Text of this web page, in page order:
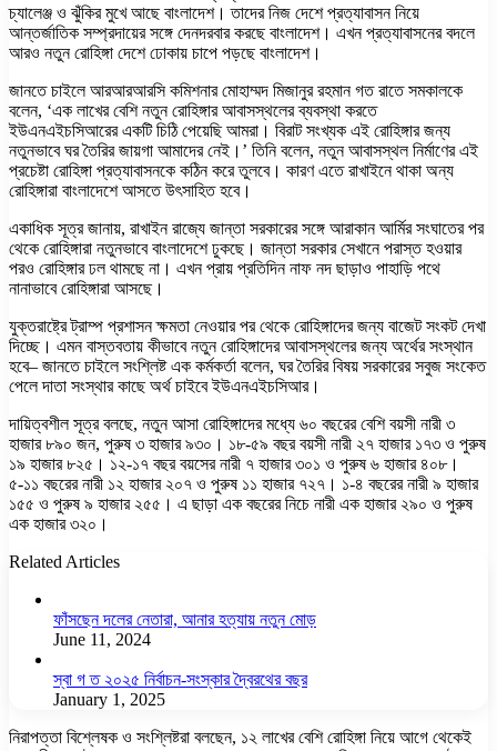
চ্যালেঞ্জ ও ঝুঁকির মুখে আছে বাংলাদেশ। তাদের নিজ দেশে প্রত্যাবাসন নিয়ে
আন্তর্জাতিক সম্প্রদায়ের সঙ্গে দেনদরবার করছে বাংলাদেশ। এখন প্রত্যাবাসনের বদলে
আরও নতুন রোহিঙ্গা দেশে ঢোকায় চাপে পড়ছে বাংলাদেশ।
জানতে চাইলে আরআরআরসি কমিশনার মোহাম্মদ মিজানুর রহমান গত রাতে সমকালকে
বলেন, ‘এক লাখের বেশি নতুন রোহিঙ্গার আবাসস্থলের ব্যবস্থা করতে
ইউএনএইচসিআরের একটি চিঠি পেয়েছি আমরা। বিরাট সংখ্যক এই রোহিঙ্গার জন্য
নতুনভাবে ঘর তৈরির জায়গা আমাদের নেই।’ তিনি বলেন, নতুন আবাসস্থল নির্মাণের এই
প্রচেষ্টা রোহিঙ্গা প্রত্যাবাসনকে কঠিন করে তুলবে। কারণ এতে রাখাইনে থাকা অন্য
রোহিঙ্গারা বাংলাদেশে আসতে উৎসাহিত হবে।
একাধিক সূত্র জানায়, রাখাইন রাজ্যে জান্তা সরকারের সঙ্গে আরাকান আর্মির সংঘাতের পর
থেকে রোহিঙ্গারা নতুনভাবে বাংলাদেশে ঢুকছে। জান্তা সরকার সেখানে পরাস্ত হওয়ার
পরও রোহিঙ্গার ঢল থামছে না। এখন প্রায় প্রতিদিন নাফ নদ ছাড়াও পাহাড়ি পথে
নানাভাবে রোহিঙ্গারা আসছে।
যুক্তরাষ্ট্রে ট্রাম্প প্রশাসন ক্ষমতা নেওয়ার পর থেকে রোহিঙ্গাদের জন্য বাজেট সংকট দেখা
দিচ্ছে। এমন বাস্তবতায় কীভাবে নতুন রোহিঙ্গাদের আবাসস্থলের জন্য অর্থের সংস্থান
হবে– জানতে চাইলে সংশ্লিষ্ট এক কর্মকর্তা বলেন, ঘর তৈরির বিষয় সরকারের সবুজ সংকেত
পেলে দাতা সংস্থার কাছে অর্থ চাইবে ইউএনএইচসিআর।
দায়িত্বশীল সূত্র বলছে, নতুন আসা রোহিঙ্গাদের মধ্যে ৬০ বছরের বেশি বয়সী নারী ৩
হাজার ৮৯০ জন, পুরুষ ৩ হাজার ৯৩০। ১৮-৫৯ বছর বয়সী নারী ২৭ হাজার ১৭৩ ও পুরুষ
১৯ হাজার ৮২৫। ১২-১৭ বছর বয়সের নারী ৭ হাজার ৩০১ ও পুরুষ ৬ হাজার ৪০৮।
৫-১১ বছরের নারী ১২ হাজার ২০৭ ও পুরুষ ১১ হাজার ৭২৭। ১-৪ বছরের নারী ৯ হাজার
১৫৫ ও পুরুষ ৯ হাজার ২৫৫। এ ছাড়া এক বছরের নিচে নারী এক হাজার ২৯০ ও পুরুষ
এক হাজার ৩২০।
Related Articles
ফাঁসছেন দলের নেতারা, আনার হত্যায় নতুন মোড়
June 11, 2024
স্বা গ ত ২০২৫ নির্বাচন-সংস্কার দ্বৈরথের বছর
January 1, 2025
নিরাপত্তা বিশ্লেষক ও সংশ্লিষ্টরা বলছেন, ১২ লাখের বেশি রোহিঙ্গা নিয়ে আগে থেকেই